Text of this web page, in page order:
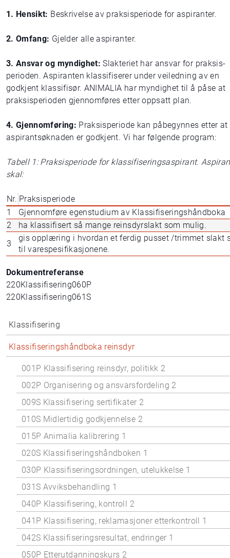
1. Hensikt: Beskrivelse av praksisperiode for aspiranter.
2. Omfang: Gjelder alle aspiranter.
3. Ansvar og myndighet: Slakteriet har ansvar for praksis-
perioden. Aspiranten klassifiserer under veiledning av en
godkjent klassifisør. ANIMALIA har myndighet til å påse at
praksisperioden gjennomføres etter oppsatt plan.
4. Gjennomføring: Praksisperiode kan påbegynnes etter at
aspirantsøknaden er godkjent. Vi har følgende program:
Tabell 1: Praksisperiode for klassifiseringsaspirant.
skal:
Nr. Praksisperiode
1
Gjennomføre egenstudium av Klassifiseringshåndboka
2
ha klassifisert så mange reinsdyrslakt som mulig.
3
gis opplæring i hvordan et ferdig pusset /trimmet slakt
til varespesifikasjonene.
Dokumentreferanse
220Klassifisering060P
220Klassifisering061S
Klassifisering
Klassifiseringshåndboka reinsdyr
001P Klassifisering reinsdyr, politikk 2
002P Organisering og ansvarsfordeling 2
009S Klassifisering sertifikater 2
010S Midlertidig godkjennelse 2
015P Animalia kalibrering 1
020S Klassifiseringshåndboken 1
030P Klassifiseringsordningen, utelukkelse 1
031S Avviksbehandling 1
040P Klassifisering, kontroll 2
041P Klassifisering, reklamasjoner etterkontroll 1
042S Klassifiseringsresultat, endringer 1
050P Etterutdanningskurs 2